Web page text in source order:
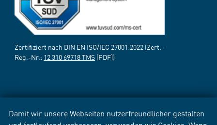
Damit wir unsere Webseiten nutzerfreundlicher gestalten
Zertifiziert nach DIN EN ISO/IEC 27001:2022 (Zert.-
Reg.-Nr.: 12 310 69718 TMS [PDF])